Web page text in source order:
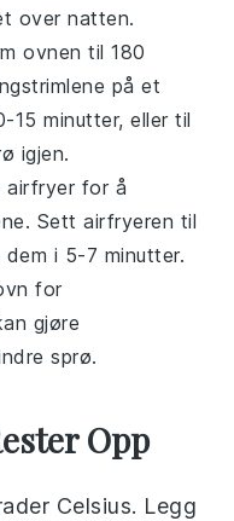
over natten.
ovnen til 180
på et
15 minutter, eller til
igjen.
airfryer for å
. Settairfryeren til
dem i 5-7 minutter.
for
gjøre
sprø.
Opp
Celsius. Legg